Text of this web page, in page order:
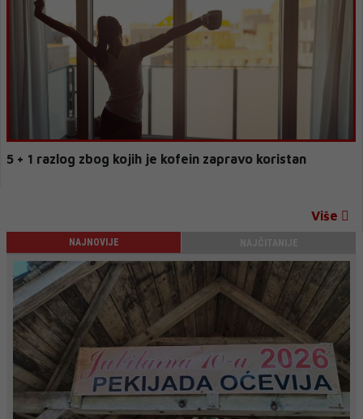
5 + 1 razlog zbog kojih je kofein zapravo koristan
Više
NAJNOVIJE